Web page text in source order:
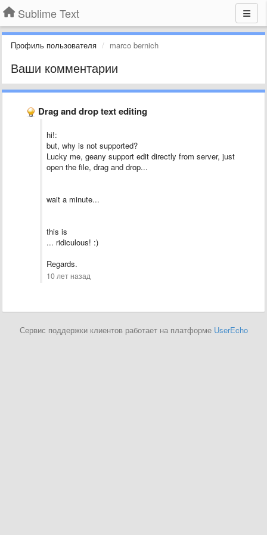
Sublime Text
Профиль пользователя marco bernich
Ваши комментарии
Drag and drop text editing
hi!:
but, why is not supported?
Lucky me, geany support edit directly from server, just
open the file, drag and drop...
wait a minute...
this is
... ridiculous! :)
Regards.
10 лет назад
Сервис поддержки клиентов работает на платформе UserEcho